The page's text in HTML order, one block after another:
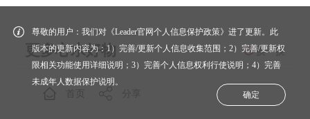
更多心水好物 换一换
尊敬的用户：我们对《Leader官网个人信息保护政策》进了更新。此
版本的更新内容为：1）完善/更新个人信息收集范围；2）完善/更新权
限相关功能使用详细说明；3）完善个人信息权利行使说明；4）完善
未成年人数据保护说明。
确定